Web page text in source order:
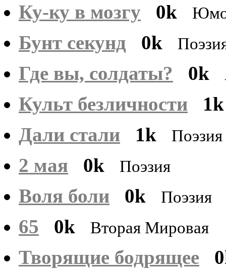
Ку-ку в мозгу 0k
Бунт секунд 0k
Где вы, солдаты? 0k
Культ безличности
1k
Дали стали
1k Поэзия
2 мая 0k Поэзия
Воля боли 0k Поэзия
65 0k Вторая Мировая
Творящие бодрящее